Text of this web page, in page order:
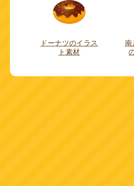
ドーナツのイラス
ト素材
南